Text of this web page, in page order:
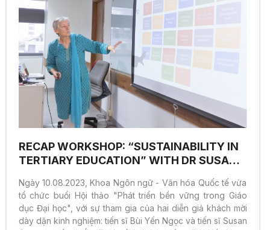
RECAP WORKSHOP: “SUSTAINABILITY IN
TERTIARY EDUCATION” WITH DR SUSAN
Ngày 10.08.2023, Khoa Ngôn ngữ - Văn hóa Quốc tế vừa
tổ chức buổi Hội thảo "Phát triển bền vững trong Giáo
dục Đại học", với sự tham gia của hai diễn giả khách mời
dày dặn kinh nghiệm: tiến sĩ Bùi Yến Ngọc và tiến sĩ Susan